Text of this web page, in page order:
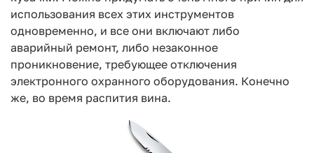
использования всех этих инструментов
одновременно, и все они включают либо
аварийный ремонт, либо незаконное
проникновение, требующее отключения
электронного охранного оборудования. Конечно
же, во время распития вина.